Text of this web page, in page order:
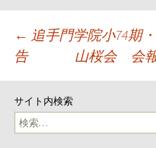
投
稿
ナ
ビ
← 追手門学院小74期
告
山桜会 会
サイト内検索
検
索: